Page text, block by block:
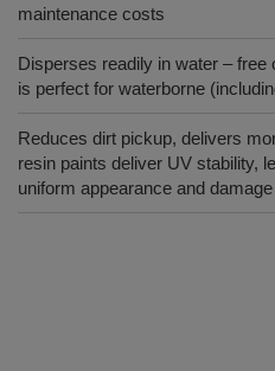
maintenance costs
Disperses readily in water –
is perfect for waterborne
Reduces dirt pickup, delivers
resin paints deliver UV stability,
uniform appearance and